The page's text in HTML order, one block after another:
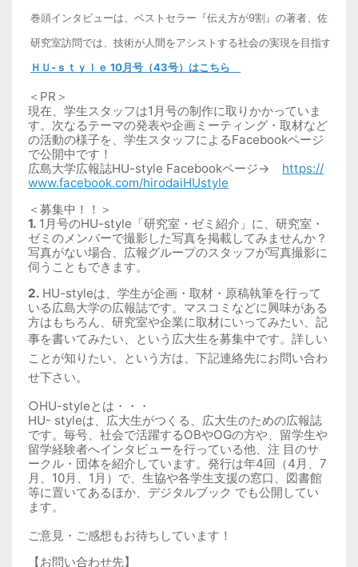
巻頭インタビューは、ベストセラー『伝え方が9割』の著者、佐々木
研究室訪問では、技術が人間をアシストする社会の実現を目指す栗
ＨＵ-ｓｔｙｌｅ 10月号（43号）はこちら
＜PR＞
現在、学生スタッフは1月号の制作に取りかかっていま
す。次なるテーマの発表や企画ミーティング・取材など
の活動の様子を、学生スタッフによるFacebookページ
で公開中です！
広島大学広報誌HU-style Facebookページ→ https://
www.facebook.com/hirodaiHUstyle
＜募集中！！＞
1. 1 月号のHU-style「研究室・ゼミ紹介」に、研究室・
ゼミのメンバーで撮影した写真を掲載してみませんか？
写真がない場合、広報グループのスタッフが写真撮影に
伺うこともできます。
2. HU-styleは、学生が企画・取材・原稿執筆を行って
いる広島大学の広報誌です。マスコミなどに興味がある
方はもちろん、研究室や企業に取材にいってみたい、記
事を書いてみたい、という広大生を募集中です。 詳しい
ことが知りたい、という方は、下記連絡先にお問い合わ
せ下さい。
○HU-styleとは・・・
HU- styleは、広大生がつくる、広大生のための広報誌
です。毎号、社会で活躍するOBやOGの方や、留学生や
留学経験者へインタビューを行っている他、注 目のサ
ークル・団体を紹介しています。発行は年4回（4月、7
月、10月、1月）で、生協や各学生支援の窓口、図書館
等に置いてあるほか、デジタルブック でも公開してい
ます。
ご意見・ご感想もお待ちしています！
【お問い合わせ先】